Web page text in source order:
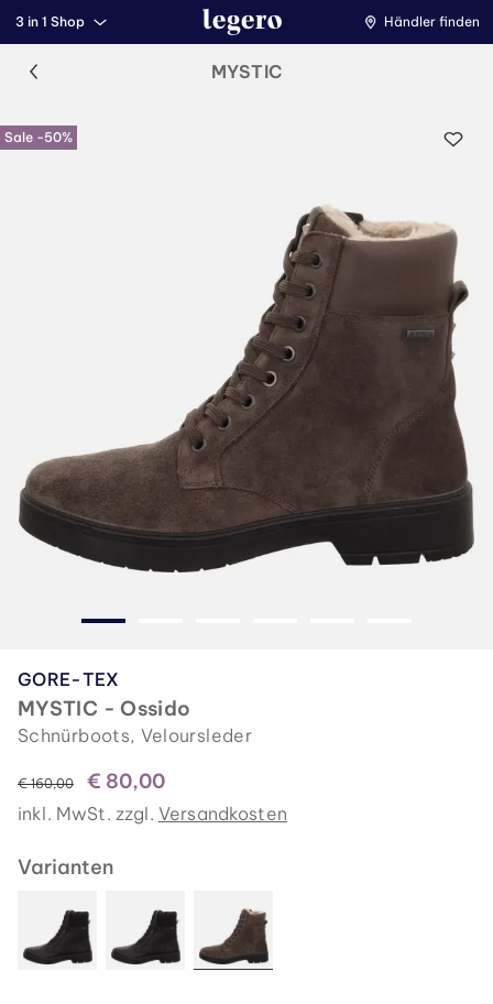
3 in 1 Shop Händler finden
MYSTIC
Sale -50%
GORE-TEX
MYSTIC - Ossido
Schnürboots, Veloursleder
statt
€ 160,00 € 80,00
inkl. MwSt. zzgl. Versandkosten
Varianten